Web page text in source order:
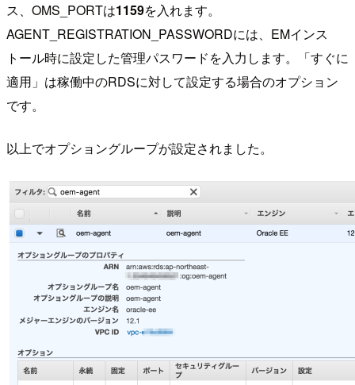
ス、OMS_PORTは1159を入れます。
AGENT_REGISTRATION_PASSWORDには、EMインス
トール時に設定した管理パスワードを入力します。「すぐに
適用」は稼働中のRDSに対して設定する場合のオプション
です。
以上でオプショングループが設定されました。